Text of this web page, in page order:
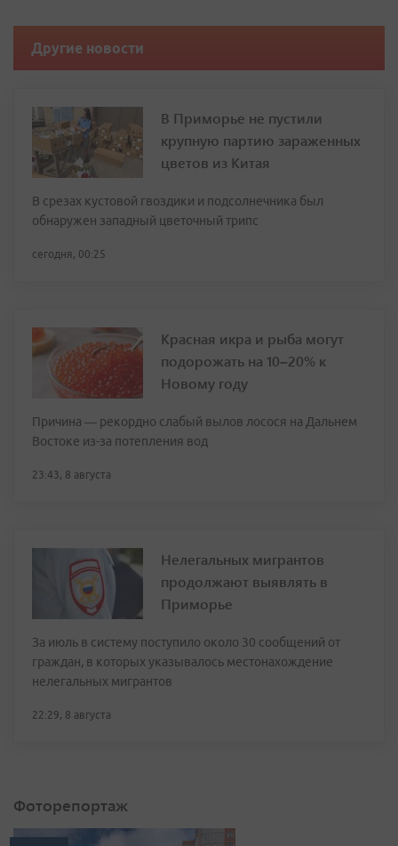
Другие новости
В Приморье не пустили
крупную партию зараженных
цветов из Китая
В срезах кустовой гвоздики и подсолнечника был
обнаружен западный цветочный трипс
сегодня, 00:25
Красная икра и рыба могут
подорожать на 10–20% к
Новому году
Причина — рекордно слабый вылов лосося на Дальнем
Востоке из-за потепления вод
23:43, 8 августа
Нелегальных мигрантов
продолжают выявлять в
Приморье
За июль в систему поступило около 30 сообщений от
граждан, в которых указывалось местонахождение
нелегальных мигрантов
22:29, 8 августа
Фоторепортаж